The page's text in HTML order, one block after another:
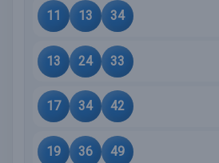
11 13 34
13 24 33
17 34 42
19 36 49